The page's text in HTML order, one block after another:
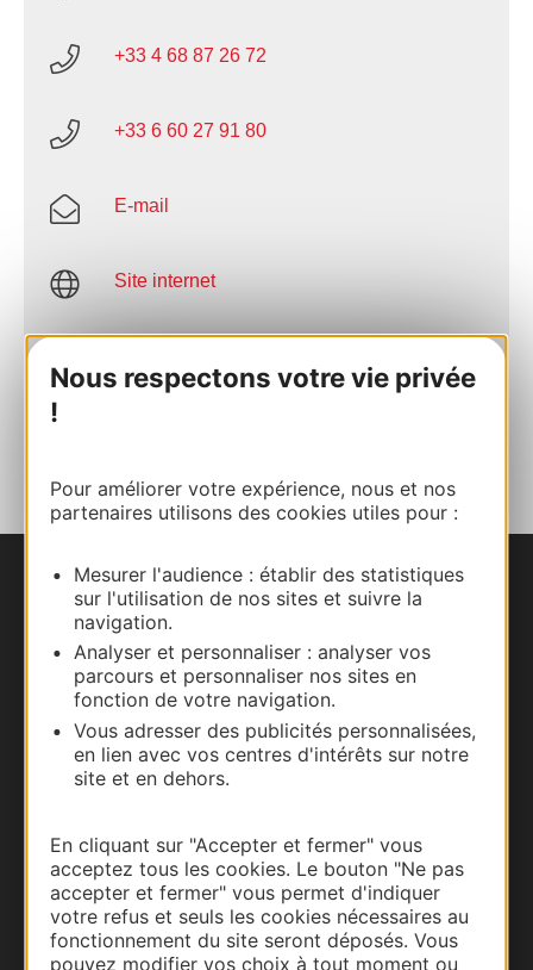
Nous respectons votre vie privée
!
Pour améliorer votre expérience, nous et nos
partenaires utilisons des cookies utiles pour :
Mesurer l'audience : établir des statistiques
sur l'utilisation de nos sites et suivre la
navigation.
Analyser et personnaliser : analyser vos
parcours et personnaliser nos sites en
fonction de votre navigation.
Vous adresser des publicités personnalisées,
en lien avec vos centres d'intérêts sur notre
site et en dehors.
En cliquant sur "Accepter et fermer" vous
acceptez tous les cookies. Le bouton "Ne pas
accepter et fermer" vous permet d'indiquer
votre refus et seuls les cookies nécessaires au
fonctionnement du site seront déposés. Vous
pouvez modifier vos choix à tout moment ou
+33 4 68 87 26 72
+33 6 60 27 91 80
E-mail
Site internet
Nous contacter
Carte interactive
Documentation